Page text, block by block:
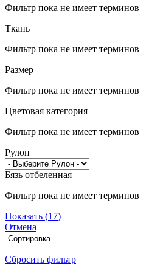
Фильтр пока не имеет терминов
Ткань
Фильтр пока не имеет терминов
Размер
Фильтр пока не имеет терминов
Цветовая категория
Фильтр пока не имеет терминов
Рулон
Бязь отбеленная
Фильтр пока не имеет терминов
Показать (17)
Отмена
Сбросить фильтр